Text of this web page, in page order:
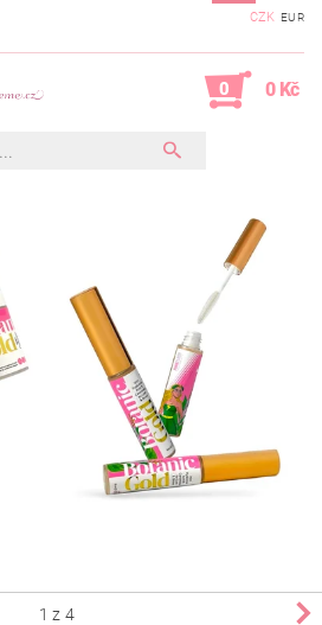
CZK EUR
0 0 Kč
1 z 4